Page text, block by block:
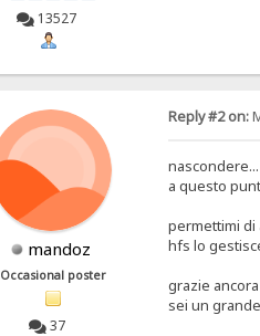
13527
mandoz
Occasional poster
37
Reply #2 on:
a questo
permettimi di
hfs lo
grazie ancora
sei un